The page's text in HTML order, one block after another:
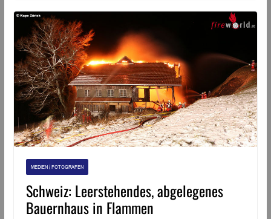
MEDIEN / FOTOGRAFEN
Schweiz: Leerstehendes, abgelegenes
Bauernhaus in Flammen